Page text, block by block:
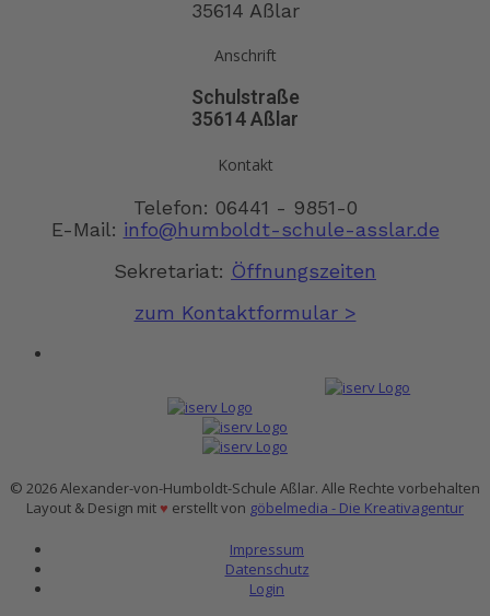
35614 Aßlar
Anschrift
Schulstraße
35614 Aßlar
Kontakt
Telefon: 06441 - 9851-0
E-Mail: info@humboldt-schule-asslar.de
Sekretariat: Öffnungszeiten
zum Kontaktformular >
© 2026 Alexander-von-Humboldt-Schule Aßlar. Alle Rechte vorbehalten
Layout & Design mit♥ erstellt von göbelmedia - Die Kreativagentur
Impressum
Datenschutz
Login